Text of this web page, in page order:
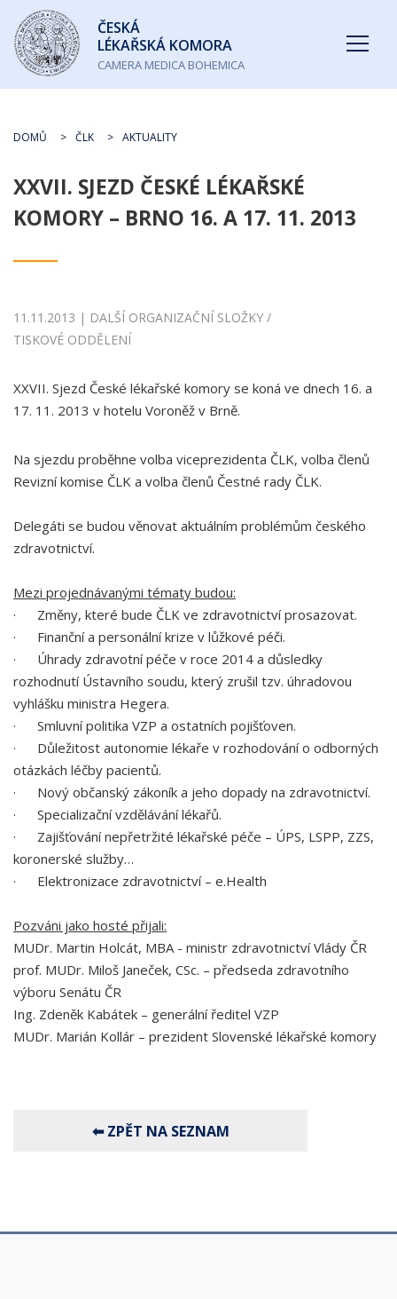
Česká
lékařská
komora
ČESKÁ
LÉKAŘSKÁ KOMORA
CAMERA MEDICA BOHEMICA
DOMŮ ČLK AKTUALITY
XXVII. SJEZD ČESKÉ LÉKAŘSKÉ
KOMORY – BRNO 16. A 17. 11. 2013
11.11.2013 | DALŠÍ ORGANIZAČNÍ SLOŽKY /
TISKOVÉ ODDĚLENÍ
XXVII. Sjezd České lékařské komory se koná ve dnech 16. a
17. 11. 2013 v hotelu Voroněž v Brně.
Na sjezdu proběhne volba viceprezidenta ČLK, volba členů
Revizní komise ČLK a volba členů Čestné rady ČLK.
Delegáti se budou věnovat aktuálním problémům českého
zdravotnictví.
Mezi projednávanými tématy budou:
· Změny, které bude ČLK ve zdravotnictví prosazovat.
· Finanční a personální krize v lůžkové péči.
· Úhrady zdravotní péče v roce 2014 a důsledky
rozhodnutí Ústavního soudu, který zrušil tzv. úhradovou
vyhlášku ministra Hegera.
· Smluvní politika VZP a ostatních pojišťoven.
· Důležitost autonomie lékaře v rozhodování o odborných
otázkách léčby pacientů.
· Nový občanský zákoník a jeho dopady na zdravotnictví.
· Specializační vzdělávání lékařů.
· Zajišťování nepřetržité lékařské péče – ÚPS, LSPP, ZZS,
koronerské služby…
· Elektronizace zdravotnictví – e.Health
Pozváni jako hosté přijali:
MUDr. Martin Holcát, MBA - ministr zdravotnictví Vlády ČR
prof. MUDr. Miloš Janeček, CSc. – předseda zdravotního
výboru Senátu ČR
Ing. Zdeněk Kabátek – generální ředitel VZP
MUDr. Marián Kollár – prezident Slovenské lékařské komory